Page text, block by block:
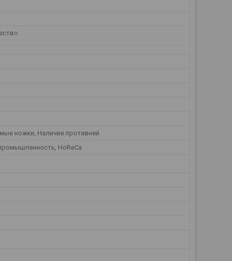
ножки, Наличие противней
HoReCa